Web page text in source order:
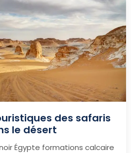
des safaris
le désert
Égypte formations calcaire